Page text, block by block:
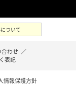
ついて
わせ ／
表記
情報保護方針